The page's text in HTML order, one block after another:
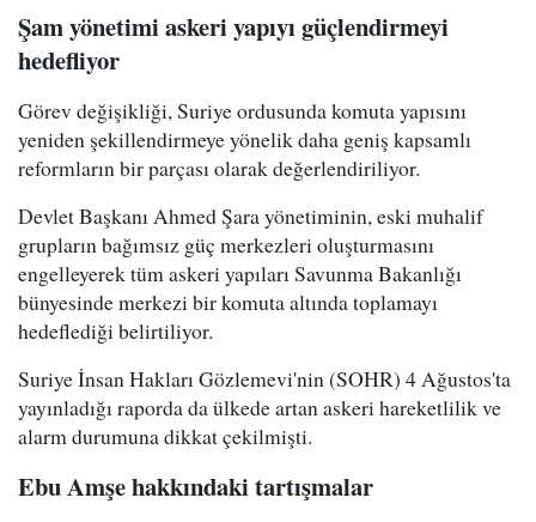
Şam yönetimi askeri yapıyı güçlendirmeyi
hedefliyor
Görev değişikliği, Suriye ordusunda komuta yapısını
yeniden şekillendirmeye yönelik daha geniş kapsamlı
reformların bir parçası olarak değerlendiriliyor.
Devlet Başkanı Ahmed Şara yönetiminin, eski muhalif
grupların bağımsız güç merkezleri oluşturmasını
engelleyerek tüm askeri yapıları Savunma Bakanlığı
bünyesinde merkezi bir komuta altında toplamayı
hedeflediği belirtiliyor.
Suriye İnsan Hakları Gözlemevi'nin (SOHR) 4 Ağustos'ta
yayınladığı raporda da ülkede artan askeri hareketlilik ve
alarm durumuna dikkat çekilmişti.
Ebu Amşe hakkındaki tartışmalar